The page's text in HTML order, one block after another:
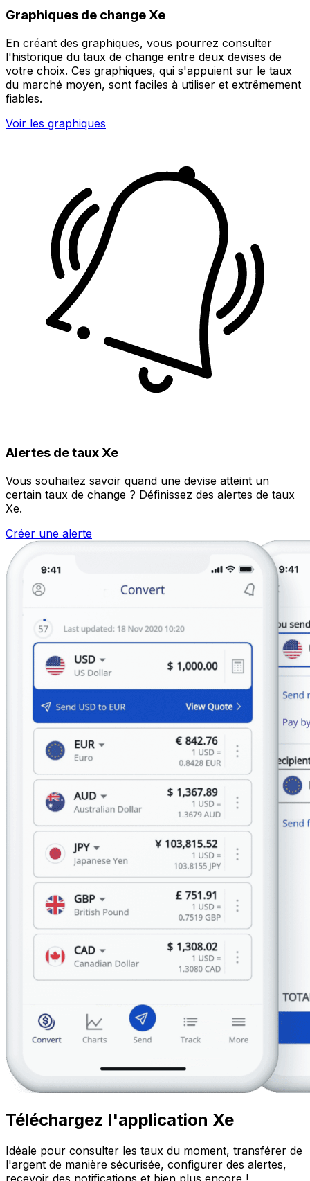
Graphiques de change Xe
En créant des graphiques, vous pourrez consulter
l'historique du taux de change entre deux devises de
votre choix. Ces graphiques, qui s'appuient sur le taux
du marché moyen, sont faciles à utiliser et extrêmement
fiables.
Voir les graphiques
Alertes de taux Xe
Vous souhaitez savoir quand une devise atteint un
certain taux de change ? Définissez des alertes de taux
Xe.
Créer une alerte
Téléchargez l'application Xe
Idéale pour consulter les taux du moment, transférer de
l'argent de manière sécurisée, configurer des alertes,
recevoir des notifications et bien plus encore !